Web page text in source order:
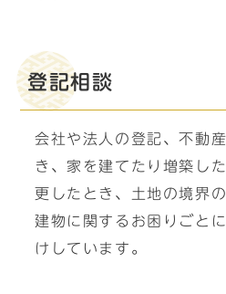
登記相談
会社や法人の登記、不動
き、家を建てたり増築し
更したとき、土地の境界
建物に関するお困りごと
けしています。